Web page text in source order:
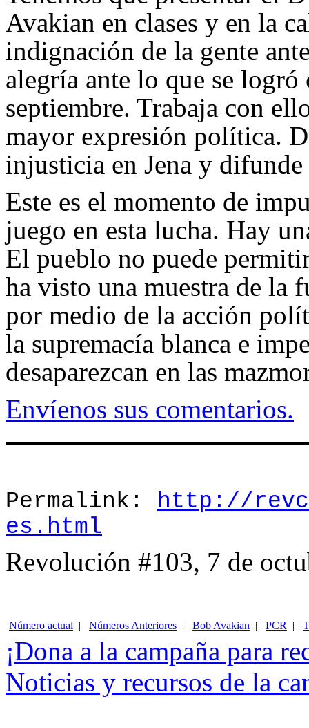
Avakian en clases y en la
indignación de la gente
alegría ante lo que se
septiembre. Trabaja con
mayor expresión política.
injusticia en Jena y
Este es el momento de
juego en esta lucha. Hay
El pueblo no puede
ha visto una muestra de la
por medio de la acción
la supremacía blanca e
desaparezcan en las
Envíenos sus comentarios.
Permalink: http://
es.html
Revolución #103, 7 de
Número actual | Números Anteriores | Bob Avakian | PCR |
¡Dona a la campaña para
Noticias y recursos de la